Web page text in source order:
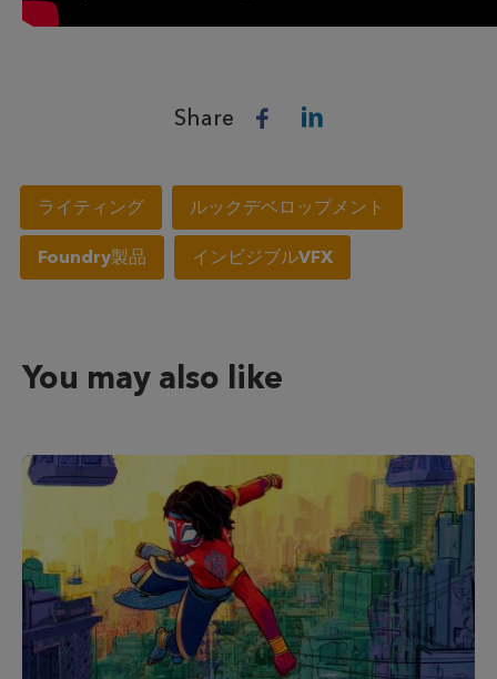
Share
ライティング ルックデベロップメント
Foundry製品 インビジブルVFX
You may also like